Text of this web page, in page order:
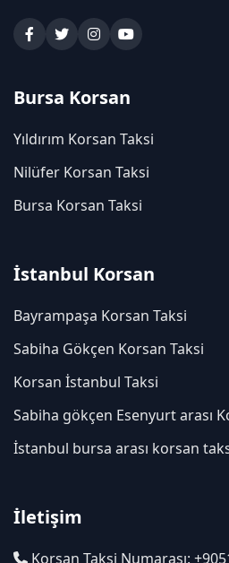
Bursa Korsan
Yıldırım Korsan Taksi
Nilüfer Korsan Taksi
Bursa Korsan Taksi
İstanbul Korsan
Bayrampaşa Korsan Taksi
Sabiha Gökçen Korsan Taksi
Korsan İstanbul Taksi
Sabiha gökçen Esenyurt arası
İstanbul bursa arası korsan
İletişim
Korsan Taksi Numarası: